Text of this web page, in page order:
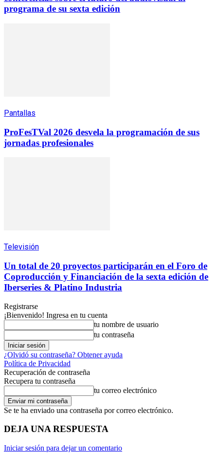
programa de su sexta edición
Pantallas
ProFesTVal 2026 desvela la programación de sus
jornadas profesionales
Televisión
Un total de 20 proyectos participarán en el Foro de
Coproducción y Financiación de la sexta edición de
Iberseries & Platino Industria
Registrarse
¡Bienvenido! Ingresa en tu cuenta
tu nombre de usuario
tu contraseña
¿Olvidó su contraseña? Obtener ayuda
Política de Privacidad
Recuperación de contraseña
Recupera tu contraseña
tu correo electrónico
Se te ha enviado una contraseña por correo electrónico.
DEJA UNA RESPUESTA
Iniciar sesión para dejar un comentario